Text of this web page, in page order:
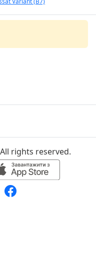
All rights reserved.